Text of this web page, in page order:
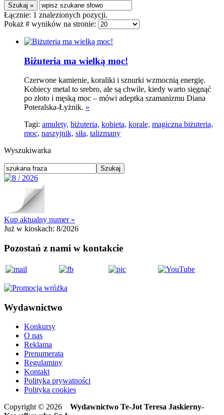
Łącznie: 1 znalezionych pozycji.
Pokaż # wyników na stronie:
Biżuteria ma wielką moc!
Czerwone kamienie, koraliki i sznurki wzmocnią energię.
Kobiecy metal to srebro, ale są chwile, kiedy warto sięgnąć
po złoto i męską moc – mówi adeptka szamanizmu Diana
Poteralska-Łyżnik. »
Tagi: amulety, biżuteria, kobieta, korale, magiczna biżuteria,
moc, naszyjnik, siła, talizmany
Wyszukiwarka
Kup aktualny numer »
Już w kioskach: 8/2026
Pozostań z nami w kontakcie
Wydawnictwo
Konkursy
O nas
Reklama
Prenumerata
Regulaminy
Kontakt
Polityka prywatności
Polityka cookies
Copyright © 2026 Wydawnictwo Te-Jot Teresa Jaskierny-